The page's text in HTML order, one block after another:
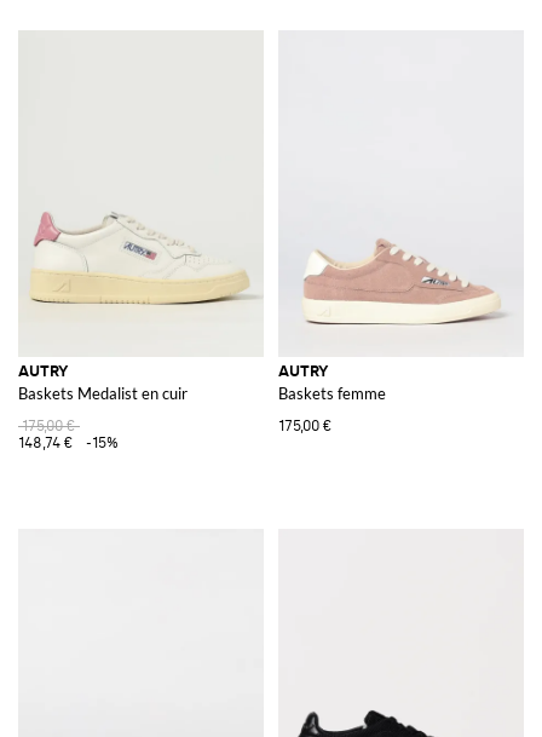
AUTRY
Baskets Medalist en cuir
175,00 €
148,74 €
-15%
AUTRY
Baskets femme
175,00 €